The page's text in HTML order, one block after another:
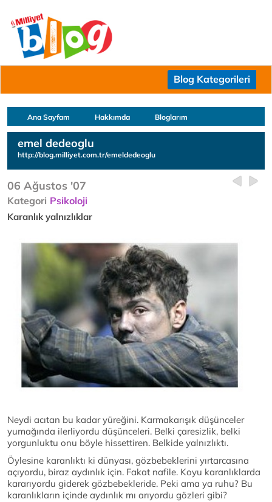
Blog Kategorileri
Ana Sayfam Hakkımda Bloglarım
emel dedeoglu
http://blog.milliyet.com.tr/emeldedeoglu
06 Ağustos '07
Kategori Psikoloji
Karanlık yalnızlıklar
Neydi acıtan bu kadar yüreğini. Karmakarışık düşünceler
yumağında ilerliyordu düşünceleri. Belki çaresizlik, belki
yorgunluktu onu böyle hissettiren. Belkide yalnızlıktı.
Öylesine karanlıktı ki dünyası, gözbebeklerini yırtarcasına
açıyordu, biraz aydınlık için. Fakat nafile. Koyu karanlıklarda
kararıyordu giderek gözbebekleride. Peki ama ya ruhu? Bu
karanlıkların içinde aydınlık mı arıyordu gözleri gibi?